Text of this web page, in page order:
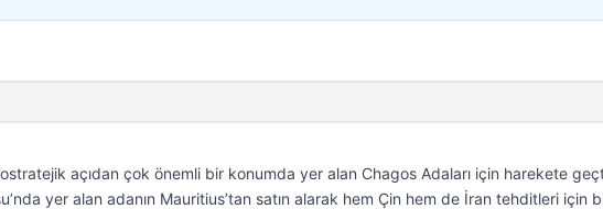
açıdan çok önemli bir konumda yer alan Chagos Adaları için harekete
yer alan adanın Mauritius’tan satın alarak hem Çin hem de İran tehditleri için